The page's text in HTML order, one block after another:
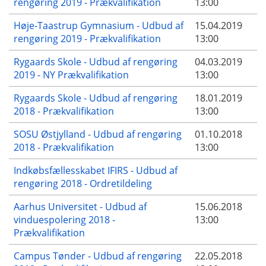
Høje-Taastrup Gymnasium - Udbud af
rengøring 2019 - Prækvalifikation
15.04.2019
13:00
Rygaards Skole - Udbud af rengøring
2019 - NY Prækvalifikation
04.03.2019
13:00
Rygaards Skole - Udbud af rengøring
2018 - Prækvalifikation
18.01.2019
13:00
SOSU Østjylland - Udbud af rengøring
2018 - Prækvalifikation
01.10.2018
13:00
Indkøbsfællesskabet IFIRS - Udbud af
rengøring 2018 - Ordretildeling
Aarhus Universitet - Udbud af
vinduespolering 2018 -
Prækvalifikation
15.06.2018
13:00
Campus Tønder - Udbud af rengøring
22.05.2018